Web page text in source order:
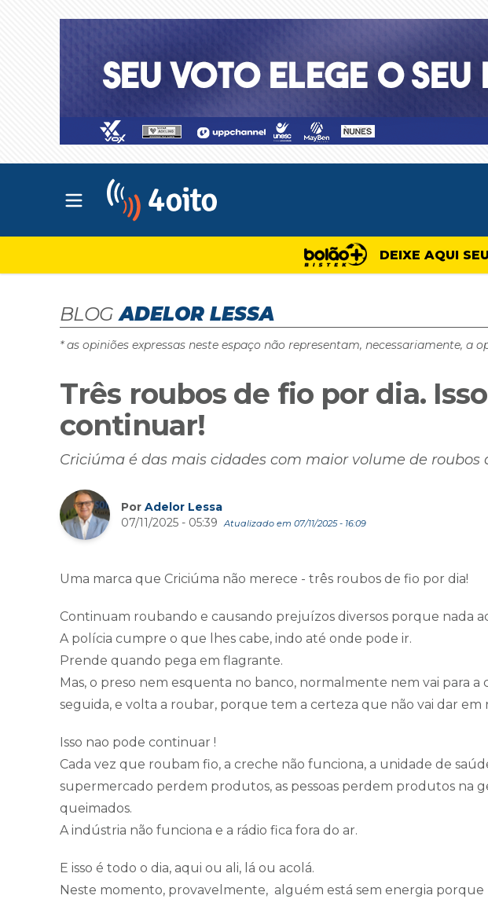
Abrir menu principal
DEIXE AQUI
BLOG ADELOR LESSA
* as opiniões expressas neste espaço não representam, necessariamente, a
Três roubos de fio por dia.
continuar!
Criciúma é das mais cidades com maior volume de roubos
Por Adelor Lessa
07/11/2025 - 05:39
Atualizado em 07/11/2025 - 16:09
Uma marca que Criciúma não merece - três roubos de fio por dia!
Continuam roubando e causando prejuízos diversos porque nada
A polícia cumpre o que lhes cabe, indo até onde pode ir.
Prende quando pega em flagrante.
Mas, o preso nem esquenta no banco, normalmente nem vai para a
seguida, e volta a roubar, porque tem a certeza que não vai dar em
Isso nao pode continuar !
Cada vez que roubam fio, a creche não funciona, a unidade de
supermercado perdem produtos, as pessoas perdem produtos na
queimados.
A indústria não funciona e a rádio fica fora do ar.
E isso é todo o dia, aqui ou ali, lá ou acolá.
Neste momento, provavelmente, alguém está sem energia porque